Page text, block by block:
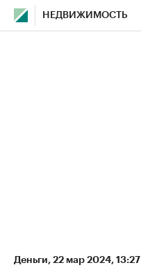
НЕДВИЖИМОСТЬ
Деньги⁠, 22 мар 2024, 13:27